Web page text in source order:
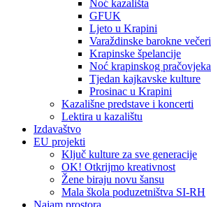
Noć kazališta
GFUK
Ljeto u Krapini
Varaždinske barokne večeri
Krapinske špelancije
Noć krapinskog pračovjeka
Tjedan kajkavske kulture
Prosinac u Krapini
Kazališne predstave i koncerti
Lektira u kazalištu
Izdavaštvo
EU projekti
Ključ kulture za sve generacije
OK! Otkrijmo kreativnost
Žene biraju novu šansu
Mala škola poduzetništva SI-RH
Najam prostora